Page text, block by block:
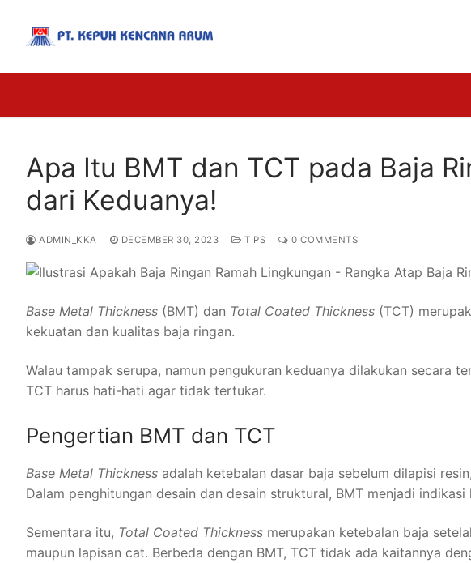
Apa Itu BMT dan TCT pada Baja
dari Keduanya!
ADMIN_KKA DECEMBER 30, 2023 TIPS 0 COMMENTS
Base Metal Thickness (BMT) dan Total Coated Thickness (TCT)
kekuatan dan kualitas baja ringan.
Walau tampak serupa, namun pengukuran keduanya dilakukan secara
TCT harus hati-hati agar tidak tertukar.
Pengertian BMT dan TCT
Base Metal Thickness adalah ketebalan dasar baja sebelum dilapisi
Dalam penghitungan desain dan desain struktural, BMT menjadi
Sementara itu, Total Coated Thickness merupakan ketebalan baja
maupun lapisan cat. Berbeda dengan BMT, TCT tidak ada kaitannya